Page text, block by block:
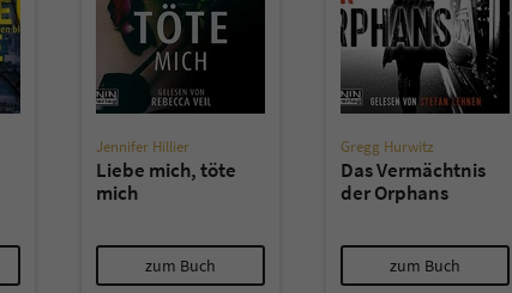
Jennifer Hillier
Liebe mich, töte
mich
zum Buch
Gregg Hurwitz
Das Vermächtnis
der Orphans
zum Buch
Session
Dieses Cookie gewährleistet die Kommunikation der
Webseite mit dem Benutzer. Es wird benötigt um z. B.
den Sicherheitscode des Kontaktformulars zu
überprüfen.